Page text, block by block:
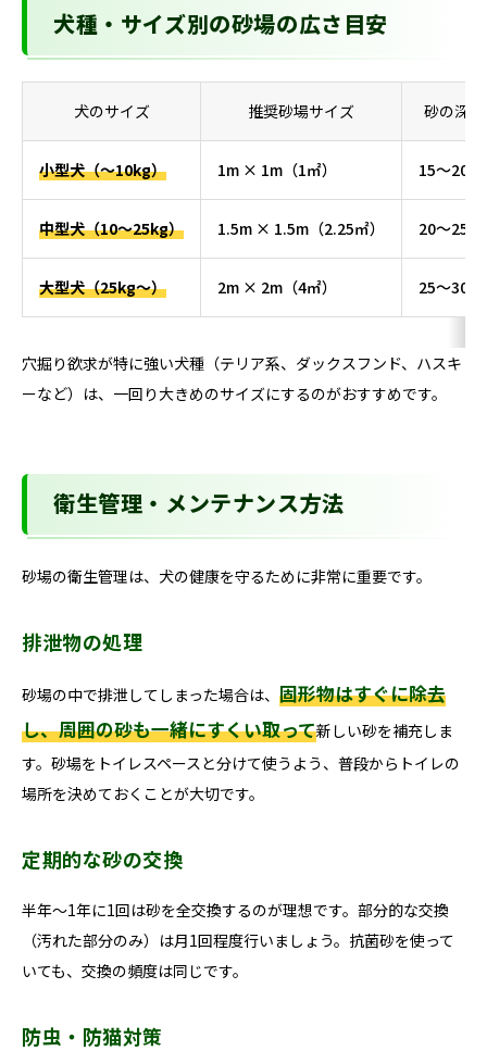
犬種・サイズ別の砂場の広さ目安
犬のサイズ 推奨砂場サイズ 砂の深さ
小型犬（〜10kg） 1m × 1m（1㎡） 15〜
中型犬（10〜25kg） 1.5m × 1.5m（2.25㎡） 20〜
大型犬（25kg〜） 2m × 2m（4㎡） 25〜
穴掘り欲求が特に強い犬種（テリア系、ダックスフンド、ハスキ
ーなど）は、一回り大きめのサイズにするのがおすすめです。
衛生管理・メンテナンス方法
砂場の衛生管理は、犬の健康を守るために非常に重要です。
排泄物の処理
砂場の中で排泄してしまった場合は、 固形物はすぐに除去
し、周囲の砂も一緒にすくい取って新しい砂を補充しま
す。砂場をトイレスペースと分けて使うよう、普段からトイレの
場所を決めておくことが大切です。
定期的な砂の交換
半年〜1年に1回は砂を全交換するのが理想です。部分的な交換
（汚れた部分のみ）は月1回程度行いましょう。抗菌砂を使って
いても、交換の頻度は同じです。
防虫・防猫対策